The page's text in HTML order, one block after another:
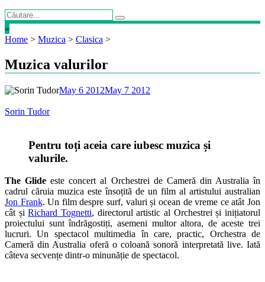
»
Home > Muzica > Clasica >
Muzica valurilor
May 6 2012May 7 2012
Sorin Tudor
Pentru toți aceia care iubesc muzica și
valurile.
The Glide este concert al Orchestrei de Cameră din Australia în
cadrul căruia muzica este însoțită de un film al artistului australian
Jon Frank. Un film despre surf, valuri și ocean de vreme ce atât Jon
cât șiRichard Tognetti, directorul artistic al Orchestrei și inițiatorul
proiectului sunt îndrăgostiți, asemeni multor altora, de aceste trei
lucruri. Un spectacol multimedia în care, practic, Orchestra de
Cameră din Australia oferă o coloană sonoră interpretată live. Iată
câteva secvențe dintr-o minunăție de spectacol.